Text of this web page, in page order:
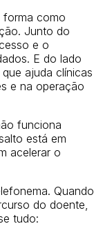
forma como
Junto do
e o
E do lado
, que ajuda clínicas
e na operação
funciona
está em
acelerar o
Quando
do doente,
tudo: